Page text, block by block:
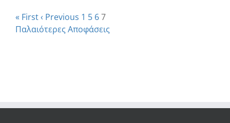
« First‹ Previous 1 5 67
Παλαιότερες Αποφάσεις